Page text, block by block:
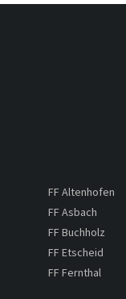
FF Altenhofen
FF Asbach
FF Buchholz
FF Etscheid
FF Fernthal